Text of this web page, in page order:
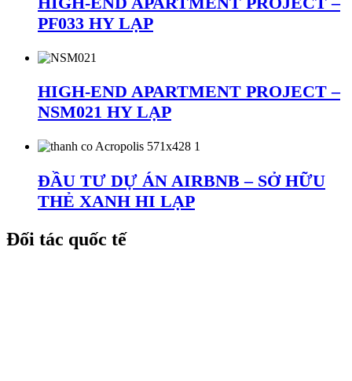
PF033 HY LẠP
HIGH-END APARTMENT PROJECT –
NSM021 HY LẠP
ĐẦU TƯ DỰ ÁN AIRBNB – SỞ HỮU
THẺ XANH HI LẠP
Đối tác quốc tế